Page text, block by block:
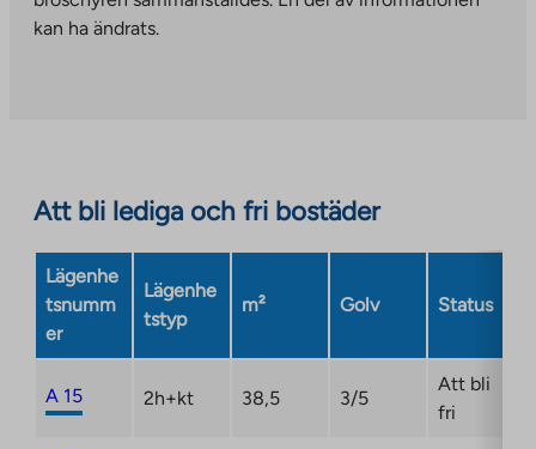
in
new
kan ha ändrats.
Att bli lediga och fri bostäder
Lägenhe
tsnumm
er
Lägenhe
tstyp
m² Golv Status
A 15 2h+kt 38,5 3/5
Att bli
fri